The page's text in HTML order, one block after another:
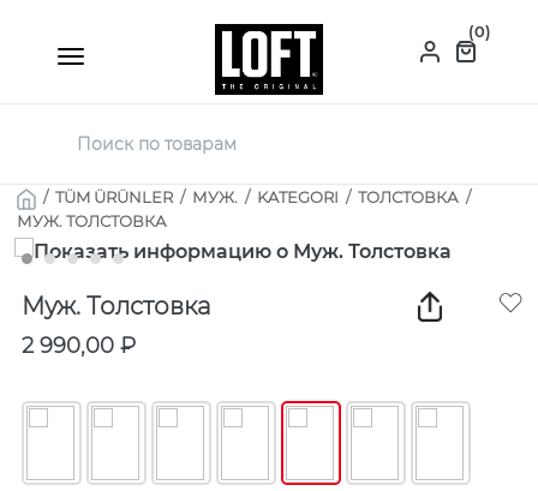
(0)
/ TÜM ÜRÜNLER / МУЖ. / KATEGORI / ТОЛСТОВКА /
МУЖ. ТОЛСТОВКА
Муж. Толстовка
2 990,00 ₽